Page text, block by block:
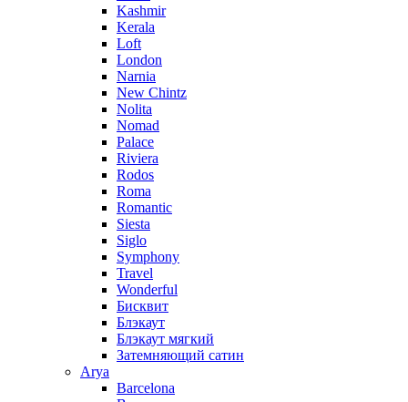
Kashmir
Kerala
Loft
London
Narnia
New Chintz
Nolita
Nomad
Palace
Riviera
Rodos
Roma
Romantic
Siesta
Siglo
Symphony
Travel
Wonderful
Бисквит
Блэкаут
Блэкаут мягкий
Затемняющий сатин
Arya
Barcelona